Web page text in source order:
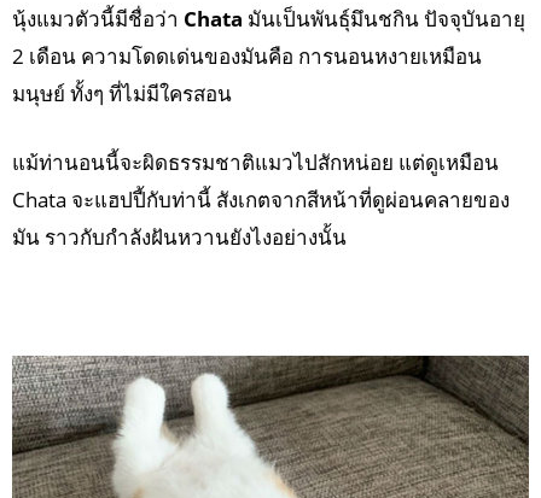
นุ้งแมวตัวนี้มีชื่อว่า Chata มันเป็นพันธุ์มึนชกิน ปัจจุบันอายุ
2 เดือน ความโดดเด่นของมันคือ การนอนหงายเหมือน
มนุษย์ ทั้งๆ ที่ไม่มีใครสอน
แม้ท่านอนนี้จะผิดธรรมชาติแมวไปสักหน่อย แต่ดูเหมือน
Chata จะแฮปปี้กับท่านี้ สังเกตจากสีหน้าที่ดูผ่อนคลายของ
มัน ราวกับกำลังฝันหวานยังไงอย่างนั้น